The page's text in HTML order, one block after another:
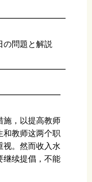
問題と解説
施，以提高教师
和教师这两个职
视。然而收入水
继续提倡，不能